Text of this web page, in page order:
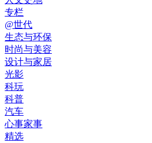
专栏
@世代
生态与环保
时尚与美容
设计与家居
光影
科玩
科普
汽车
心事家事
精选